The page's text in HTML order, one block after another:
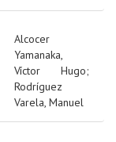
Alcocer
Yamanaka,
Víctor Hugo;
Rodríguez
Varela, Manuel